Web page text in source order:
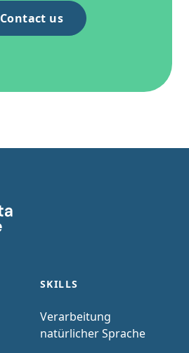
Contact us
SKILLS
Verarbeitung
natürlicher Sprache